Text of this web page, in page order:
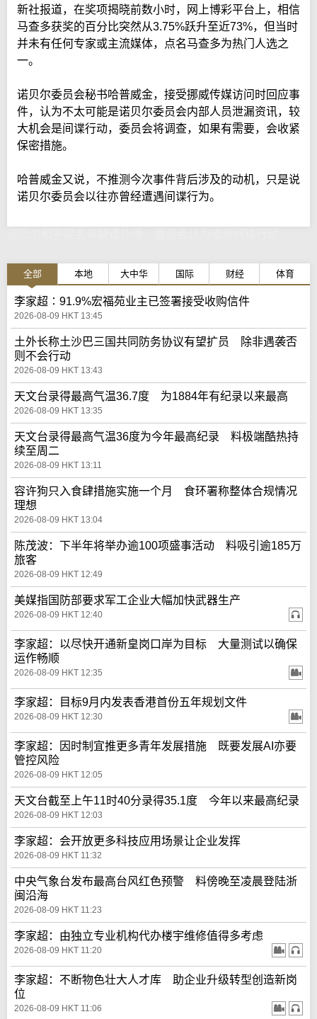
新社报道，在奖项揭晓前数小时，网上博彩平台上，相信
马查多获奖的百分比突然从3.75%跃升至近73%，但当时
并未有任何专家或主流媒体，点名马查多为热门人选之
一。
诺贝尔委员会秘书哈普威金，接受挪威传媒访问时回应事
件，认为不太可能是诺贝尔委员会内部人员泄漏资讯，较
大机会是间谍行动，委员会将调查，如果有需要，会收紧
保密措施。
哈普威金又说，不推测今次事件背后涉及的动机，只是说
诺贝尔委员会以往亦曾经遭遇间谍行为。
全部 本地 大中华 国际 财经 体育
李家超∶91.9%宏福苑业主已签署接受收购信件
2026-08-09 HKT 13:45
土外长称土沙巴三国共同防务协议有望扩员 除非遇袭否
则不会行动
2026-08-09 HKT 13:43
天文台录得最高气温36.7度 为1884年有纪录以来最高
2026-08-09 HKT 13:35
天文台录得最高气温36度为今年最高纪录 料极端酷热持
续至周二
2026-08-09 HKT 13:11
容许狗只入食肆措施实施一个月 食环署称整体合规情况
理想
2026-08-09 HKT 13:04
陈茂波：下半年将举办逾100项盛事活动 料吸引逾185万
旅客
2026-08-09 HKT 12:49
美媒指国防部要求军工企业大幅加快武器生产
2026-08-09 HKT 12:40
李家超：以尽快开通新皇岗口岸为目标 大量测试以确保
运作畅顺
2026-08-09 HKT 12:35
李家超：目标9月内发表香港首份五年规划文件
2026-08-09 HKT 12:30
李家超：因时制宜推更多青年发展措施 既要发展AI亦要
管控风险
2026-08-09 HKT 12:05
天文台截至上午11时40分录得35.1度 今年以来最高纪录
2026-08-09 HKT 12:03
李家超：会开放更多科技应用场景让企业发挥
2026-08-09 HKT 11:32
中央气象台发布最高台风红色预警 料傍晚至凌晨登陆浙
闽沿海
2026-08-09 HKT 11:23
李家超：由独立专业机构代办楼宇维修值得多考虑
2026-08-09 HKT 11:20
李家超：不断物色壮大人才库 助企业升级转型创造新岗
位
2026-08-09 HKT 11:06